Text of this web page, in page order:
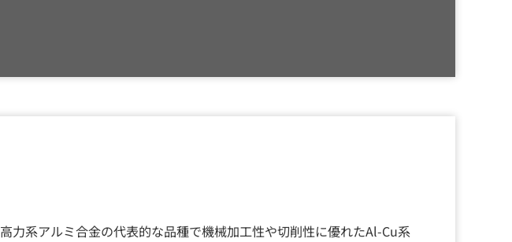
高力系アルミ合金の代表的な品種で機械加工性や切削性に優れたAl-Cu系